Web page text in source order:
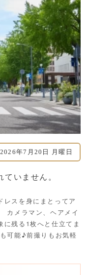
2026年7月20日 月曜日
いません。
レスを身にまとってア
カメラマン、ヘアメイ
に残る1枚へと仕立てま
可能♪前撮りもお気軽